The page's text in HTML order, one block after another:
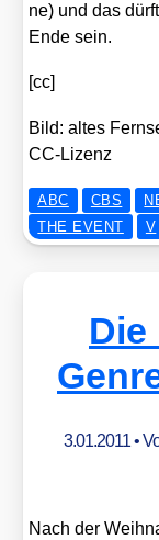
ne) und das
Ende sein.
[cc]
Bild: altes
CC-Lizenz
ABC CBS
THE EVENT
V
Die
3.01.2011•
Nach der